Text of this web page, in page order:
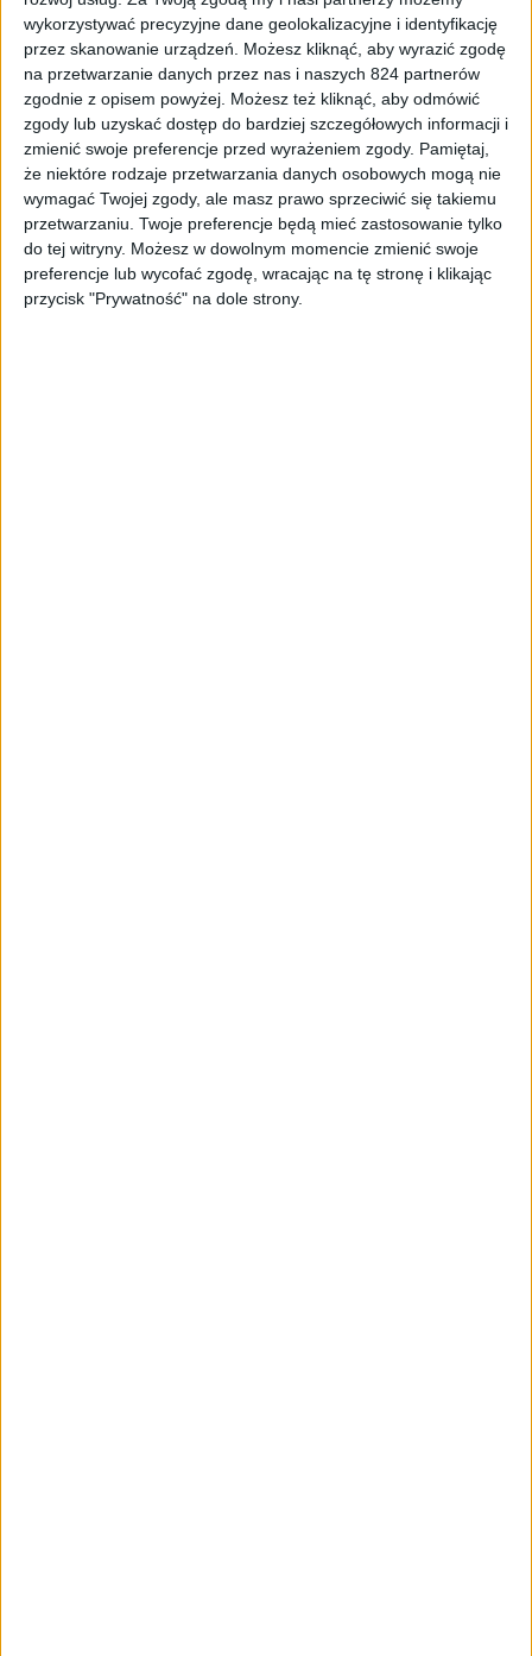
wykorzystywać precyzyjne dane geolokalizacyjne i identyfikację
przez skanowanie urządzeń. Możesz kliknąć, aby wyrazić zgodę
na przetwarzanie danych przez nas i naszych 824 partnerów
zgodnie z opisem powyżej. Możesz też kliknąć, aby odmówić
zgody lub uzyskać dostęp do bardziej szczegółowych informacji i
zmienić swoje preferencje przed wyrażeniem zgody. Pamiętaj,
że niektóre rodzaje przetwarzania danych osobowych mogą nie
wymagać Twojej zgody, ale masz prawo sprzeciwić się takiemu
przetwarzaniu. Twoje preferencje będą mieć zastosowanie tylko
do tej witryny. Możesz w dowolnym momencie zmienić swoje
preferencje lub wycofać zgodę, wracając na tę stronę i klikając
przycisk "Prywatność" na dole strony.
wynosi 90 Hz. Nie ukrywam, bardzo mi tego w Surface
Duo brakuje.
W Surface Duo 2 jest dużo zmian
na lepsze.